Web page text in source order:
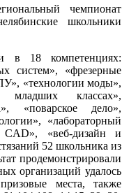
чемпионат
школьники
в 18 компетенциях:
систем», «фрезерные
«технологии моды»,
младших классах»,
«поварское дело»,
«лабораторный
CAD», «веб-дизайн и
52 школьника из
продемонстрировали
организаций удалось
места, также